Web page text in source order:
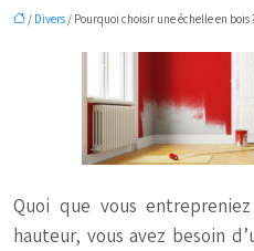
/ Divers / Pourquoi choisir une échelle en bois
Quoi que vous
hauteur, vous avez besoin